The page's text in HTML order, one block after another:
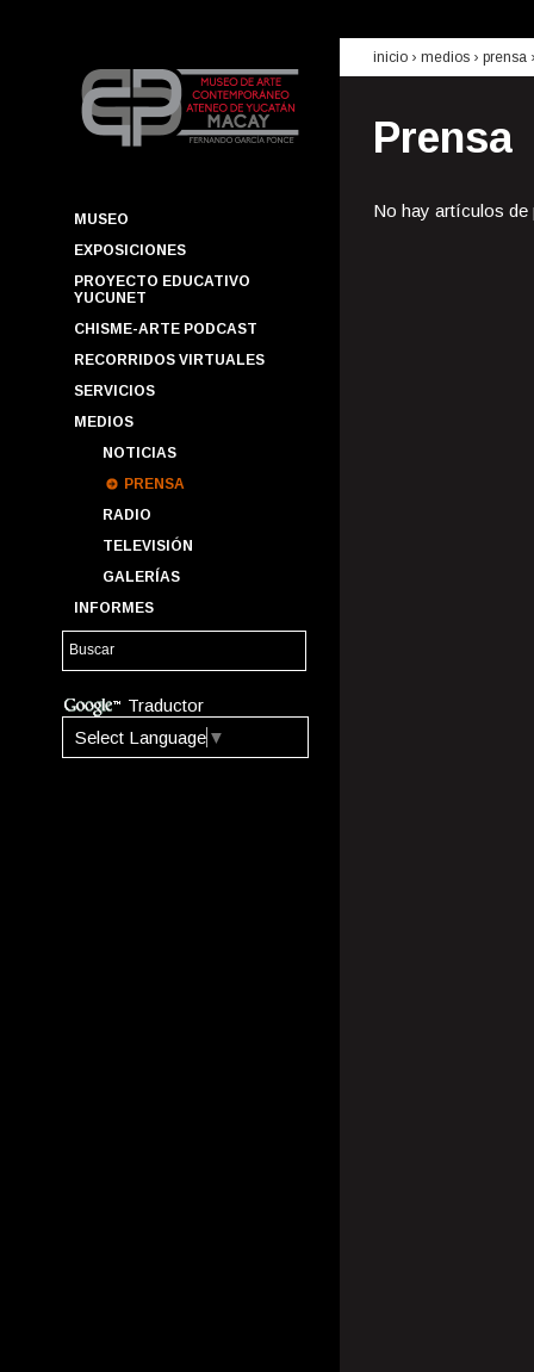
MUSEO
EXPOSICIONES
PROYECTO EDUCATIVO
YUCUNET
CHISME-ARTE PODCAST
RECORRIDOS VIRTUALES
SERVICIOS
MEDIOS
NOTICIAS
PRENSA
RADIO
TELEVISIÓN
GALERÍAS
INFORMES
Traductor
Select Language ▼
inicio › medios › prensa
Prensa
No hay artículos de